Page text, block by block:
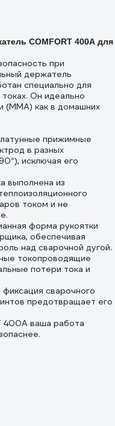
COMFORT 400А для
при
держатель
специально для
Он идеально
(MMA) как в домашних
прижимные
в разных
исключая его
выполнена из
током и не
форма рукоятки
обеспечивая
над сварочной дугой.
токопроводящие
потери тока и
сварочного
предотвращает его
400А ваша работа